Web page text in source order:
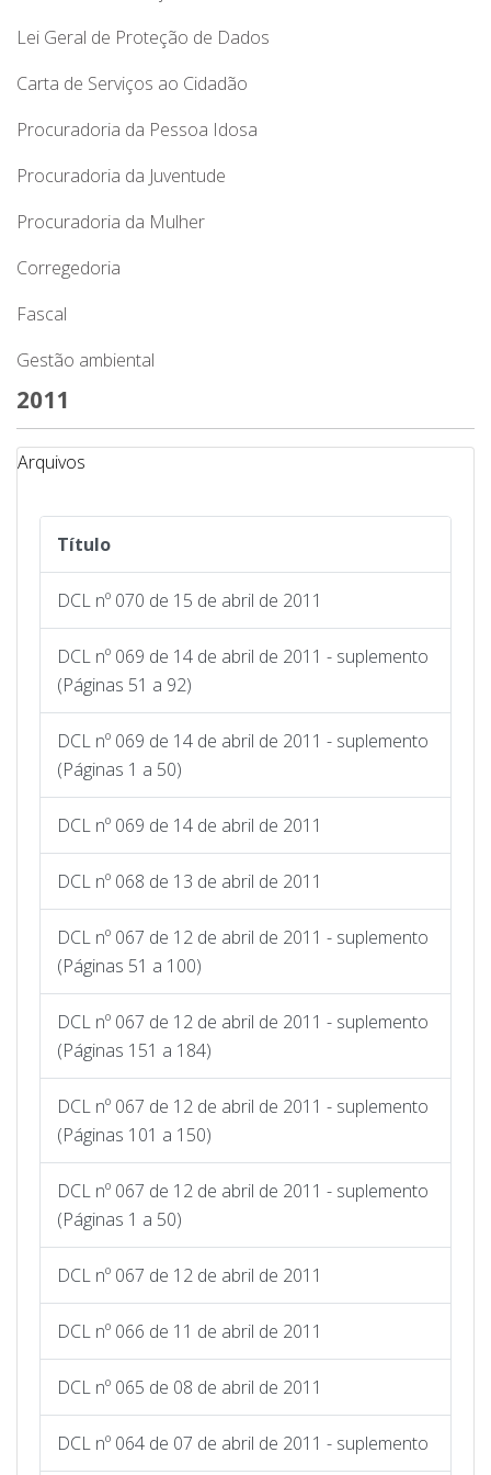
Lei Geral de Proteção de Dados
Carta de Serviços ao Cidadão
Procuradoria da Pessoa Idosa
Procuradoria da Juventude
Procuradoria da Mulher
Corregedoria
Fascal
Gestão ambiental
2011
Arquivos
Título
DCL nº 070 de 15 de abril de 2011
DCL nº 069 de 14 de abril de 2011 - suplemento
(Páginas 51 a 92)
DCL nº 069 de 14 de abril de 2011 - suplemento
(Páginas 1 a 50)
DCL nº 069 de 14 de abril de 2011
DCL nº 068 de 13 de abril de 2011
DCL nº 067 de 12 de abril de 2011 - suplemento
(Páginas 51 a 100)
DCL nº 067 de 12 de abril de 2011 - suplemento
(Páginas 151 a 184)
DCL nº 067 de 12 de abril de 2011 - suplemento
(Páginas 101 a 150)
DCL nº 067 de 12 de abril de 2011 - suplemento
(Páginas 1 a 50)
DCL nº 067 de 12 de abril de 2011
DCL nº 066 de 11 de abril de 2011
DCL nº 065 de 08 de abril de 2011
DCL nº 064 de 07 de abril de 2011 - suplemento